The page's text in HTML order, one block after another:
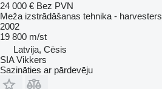
24 000 € Bez PVN
Meža izstrādāšanas tehnika - harvesters
2002
19 800 m/st
Latvija, Cēsis
SIA Vikkers
Sazināties ar pārdevēju